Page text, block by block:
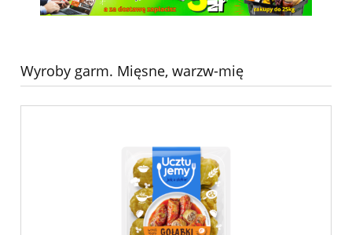
Wyroby garm. Mięsne, warzw-mię